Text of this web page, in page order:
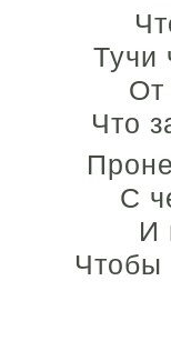
Тучи
От
Что
С
И
Чтобы